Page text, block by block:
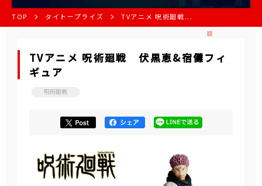
TOP タイトープライズ TVアニメ 呪術廻戦...
TVアニメ 呪術廻戦 伏黒恵&宿儺フィ
ギュア
呪術廻戦